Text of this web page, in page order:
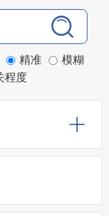
精准
模糊
程度